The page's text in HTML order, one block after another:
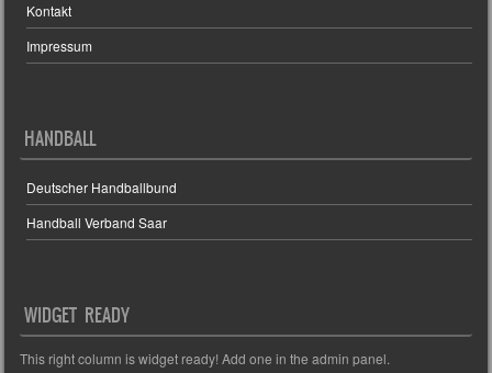
Kontakt
Impressum
HANDBALL
Deutscher Handballbund
Handball Verband Saar
WIDGET READY
This right column is widget ready! Add one in the admin panel.